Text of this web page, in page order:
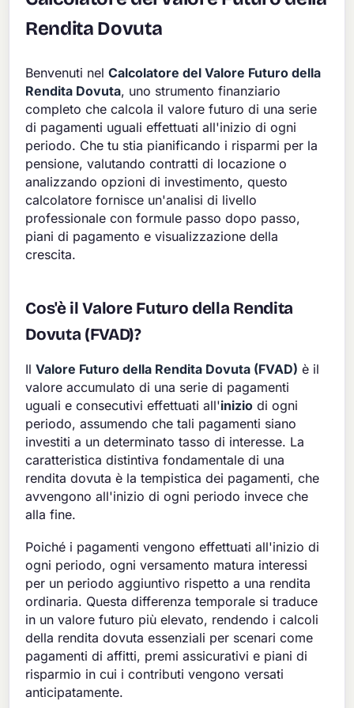
Rendita Dovuta
Benvenuti nelCalcolatore del Valore Futuro della
Rendita Dovuta, uno strumento finanziario
completo che calcola il valore futuro di una serie
di pagamenti uguali effettuati all'inizio di ogni
periodo. Che tu stia pianificando i risparmi per la
pensione, valutando contratti di locazione o
analizzando opzioni di investimento, questo
calcolatore fornisce un'analisi di livello
professionale con formule passo dopo passo,
piani di pagamento e visualizzazione della
crescita.
Cos'è il Valore Futuro della Rendita
Dovuta (FVAD)?
IlValore Futuro della Rendita Dovuta (FVAD) è il
valore accumulato di una serie di pagamenti
uguali e consecutivi effettuati all'inizio di ogni
periodo, assumendo che tali pagamenti siano
investiti a un determinato tasso di interesse. La
caratteristica distintiva fondamentale di una
rendita dovuta è la tempistica dei pagamenti, che
avvengono all'inizio di ogni periodo invece che
alla fine.
Poiché i pagamenti vengono effettuati all'inizio di
ogni periodo, ogni versamento matura interessi
per un periodo aggiuntivo rispetto a una rendita
ordinaria. Questa differenza temporale si traduce
in un valore futuro più elevato, rendendo i calcoli
della rendita dovuta essenziali per scenari come
pagamenti di affitti, premi assicurativi e piani di
risparmio in cui i contributi vengono versati
anticipatamente.